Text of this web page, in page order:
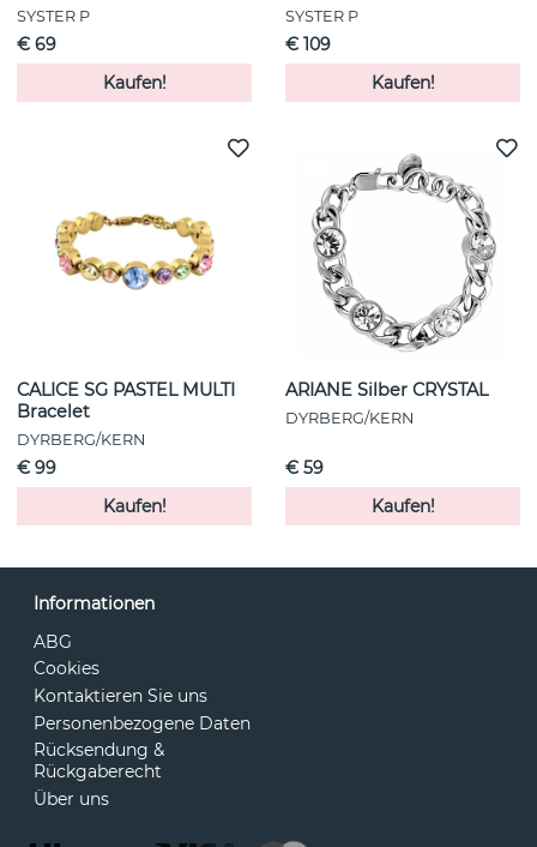
SYSTER P
€ 69
Kaufen!
SYSTER P
€ 109
Kaufen!
CALICE SG PASTEL MULTI
Bracelet
DYRBERG/KERN
€ 99
Kaufen!
ARIANE Silber CRYSTAL
DYRBERG/KERN
€ 59
Kaufen!
Informationen
ABG
Cookies
Kontaktieren Sie uns
Personenbezogene Daten
Rücksendung &
Rückgaberecht
Über uns